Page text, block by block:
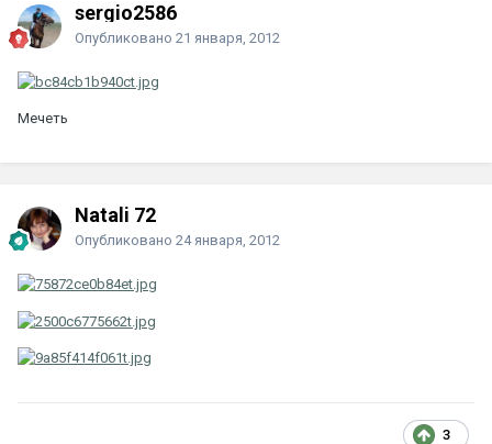
sergio2586
Опубликовано 21 января, 2012
Мечеть
Natali 72
Опубликовано 24 января, 2012
3